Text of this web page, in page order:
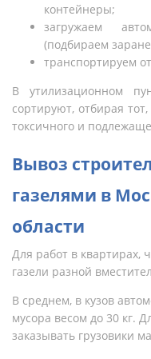
контейнеры;
загружаем
(подбираем
транспортируем
В утилизационном
сортируют, отбирая
токсичного и
Вывоз
газелями в
области
Для работ в квартирах,
газели разной
В среднем, в кузов
мусора весом до 30 кг.
заказывать грузовики